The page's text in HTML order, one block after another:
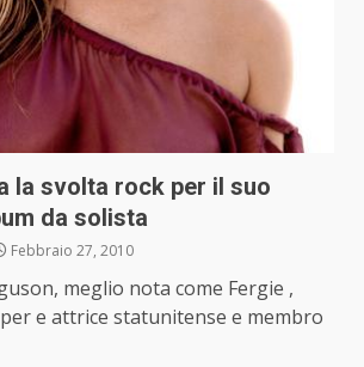
la svolta rock per il suo
da solista
Febbraio 27, 2010
meglio nota come Fergie ,
e attrice statunitense e membro